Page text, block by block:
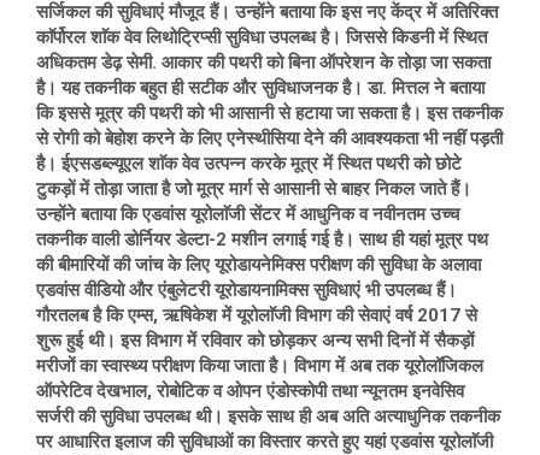
सर्जिकल की सुविधाएं मौजूद हैं। उन्होंने बताया कि इस नए केंद्र में अतिरिक्त
काॅर्पोरल शाॅक वेव लिथोट्रिप्सी सुविधा उपलब्ध है। जिससे किडनी में स्थित
अधिकतम डेढ़ सेमी. आकार की पथरी को बिना ऑपरेशन के तोड़ा जा सकता
है। यह तकनीक बहुत ही सटीक और सुविधाजनक है। डा. मित्तल ने बताया
कि इससे मूत्र की पथरी को भी आसानी से हटाया जा सकता है। इस तकनीक
से रोगी को बेहोश करने के लिए एनेस्थीसिया देने की आवश्यकता भी नहीं पड़ती
है। ईएसडब्ल्यूएल शाॅक वेव उत्पन्न करके मूत्र में स्थित पथरी को छोटे
टुकड़ों में तोड़ा जाता है जो मूत्र मार्ग से आसानी से बाहर निकल जाते हैं।
उन्होंने बताया कि एडवांस यूरोलाॅजी सेंटर में आधुनिक व नवीनतम उच्च
तकनीक वाली डोर्नियर डेल्टा-2 मशीन लगाई गई है। साथ ही यहां मूत्र पथ
की बीमारियों की जांच के लिए यूरोडायनेमिक्स परीक्षण की सुविधा के अलावा
एडवांस वीडियो और एंबुलेटरी यूरोडायनामिक्स सुविधाएं भी उपलब्ध हैं।
गौरतलब है कि एम्स, ऋषिकेश में यूरोलाॅजी विभाग की सेवाएं वर्ष 2017 से
शुरू हुई थी। इस विभाग में रविवार को छोड़कर अन्य सभी दिनों में सैकड़ों
मरीजों का स्वास्थ्य परीक्षण किया जाता है। विभाग में अब तक यूरोलॉजिकल
ऑपरेटिव देखभाल, रोबोटिक व ओपन एंडोस्कोपी तथा न्यूनतम इनवेसिव
सर्जरी की सुविधा उपलब्ध थी। इसके साथ ही अब अति अत्याधुनिक तकनीक
पर आधारित इलाज की सुविधाओं का विस्तार करते हुए यहां एडवांस यूरोलाॅजी